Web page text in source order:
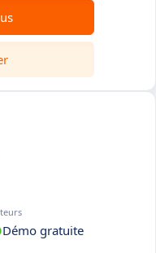
Démo gratuite